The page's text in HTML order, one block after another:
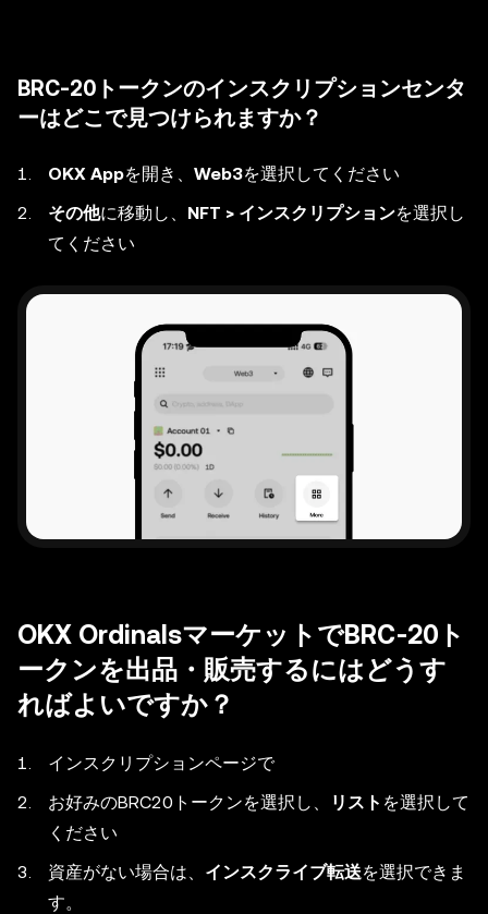
BRC-20トークンのインスクリプションセンタ
ーはどこで見つけられますか？
OKX Appを開き、 Web3を選択してください
その他に移動し、 NFT > インスクリプションを選択し
てください
OKX OrdinalsマーケットでBRC-20ト
ークンを出品・販売するにはどうす
ればよいですか？
インスクリプションページで
お好みのBRC20トークンを選択し、
リスト を選択して
ください
資産がない場合は、 インスクライブ転送を選択できま
す。